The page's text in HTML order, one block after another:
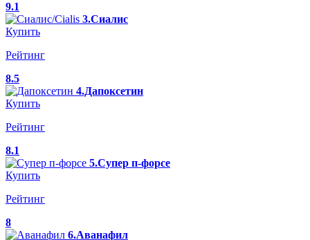
9.1
3.Сиалис
Купить
Рейтинг
8.5
4.Дапоксетин
Купить
Рейтинг
8.1
5.Супер п-форсе
Купить
Рейтинг
8
6.Аванафил